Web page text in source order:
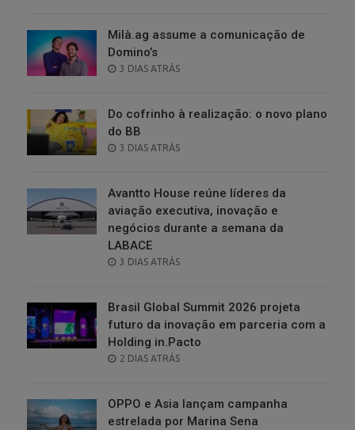
Milà.ag assume a comunicação de
Domino’s
POSTED
3 DIAS ATRÁS
Do cofrinho à realização: o novo plano
do BB
POSTED
3 DIAS ATRÁS
Avantto House reúne líderes da
aviação executiva, inovação e
negócios durante a semana da
LABACE
POSTED
3 DIAS ATRÁS
Brasil Global Summit 2026 projeta
futuro da inovação em parceria com a
Holding in.Pacto
POSTED
2 DIAS ATRÁS
OPPO e Asia lançam campanha
estrelada por Marina Sena